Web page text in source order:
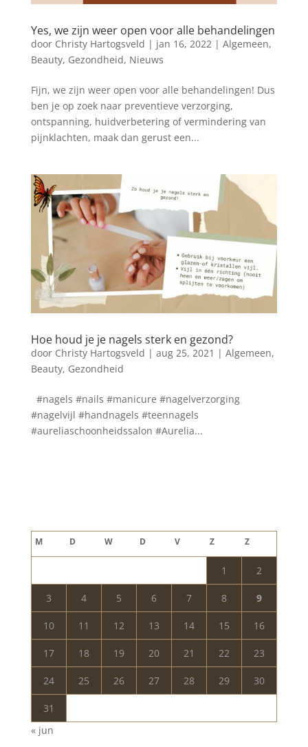
Yes, we zijn weer open voor alle behandelingen
door Christy Hartogsveld | jan 16, 2022| Algemeen,
Beauty, Gezondheid, Nieuws
Fijn, we zijn weer open voor alle behandelingen! Dus
ben je op zoek naar preventieve verzorging,
ontspanning, huidverbetering of vermindering van
pijnklachten, maak dan gerust een...
Hoe houd je je nagels sterk en gezond?
door Christy Hartogsveld | aug 25, 2021 | Algemeen,
Beauty, Gezondheid
#nagels #nails #manicure #nagelverzorging
#nagelvijl #handnagels #teennagels
#aureliaschoonheidssalon #Aurelia...
M D W D V Z Z
1 2
3 4 5 6 7 8 9
10 11 12 13 14 15 16
17 18 19 20 21 22 23
24 25 26 27 28 29 30
31
« jun